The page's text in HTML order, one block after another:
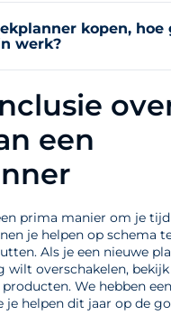
kopen, hoe
werk?
een
prima manier om je
je helpen op schema
Als je een nieuwe
wilt overschakelen, bekijk
We hebben
je helpen dit jaar op de